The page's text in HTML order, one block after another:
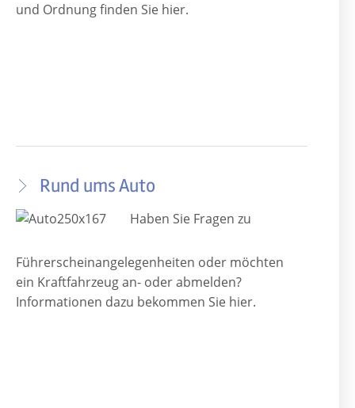
und Ordnung finden Sie hier.
Rund ums Auto
Haben Sie Fragen zu
Führerscheinangelegenheiten oder möchten
ein Kraftfahrzeug an- oder abmelden?
Informationen dazu bekommen Sie hier.